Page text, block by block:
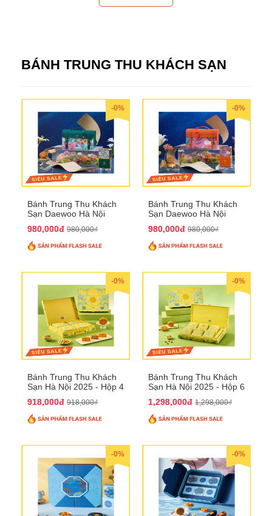
BÁNH TRUNG THU KHÁCH SẠN
-0%
Bánh Trung Thu Khách
Sạn Daewoo Hà Nội
QTTT30
980,000đ 980,000₫
-0%
Bánh Trung Thu Khách
Sạn Daewoo Hà Nội
QTTT31
980,000đ 980,000₫
-0%
Bánh Trung Thu Khách
Sạn Hà Nội 2025 - Hộp 4
918,000đ 918,000₫
-0%
Bánh Trung Thu Khách
Sạn Hà Nội 2025 - Hộp 6
1,298,000đ 1,298,000₫
-0% -0%